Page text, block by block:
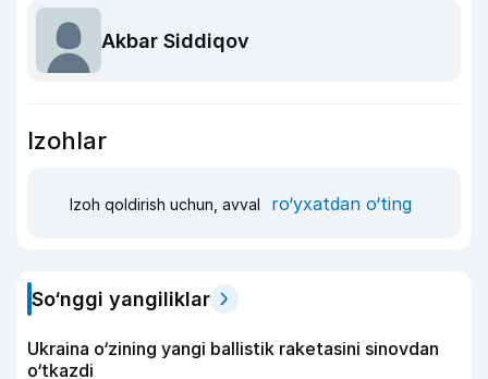
Akbar Siddiqov
Izohlar
Izoh qoldirish uchun, avval ro‘yxatdan o‘ting
So‘nggi yangiliklar
Ukraina o‘zining yangi ballistik raketasini sinovdan
o‘tkazdi